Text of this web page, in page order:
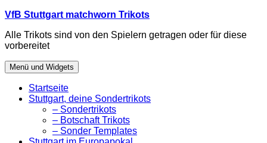
Zum
springen
VfB Stuttgart matchworn Trikots
Alle Trikots sind von den Spielern getragen oder für diese
vorbereitet
Menü und Widgets
Startseite
Stuttgart, deine Sondertrikots
– Sondertrikots
– Botschaft Trikots
– Sonder Templates